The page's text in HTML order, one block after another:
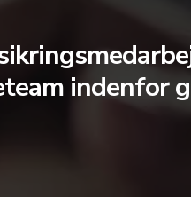
indenfor